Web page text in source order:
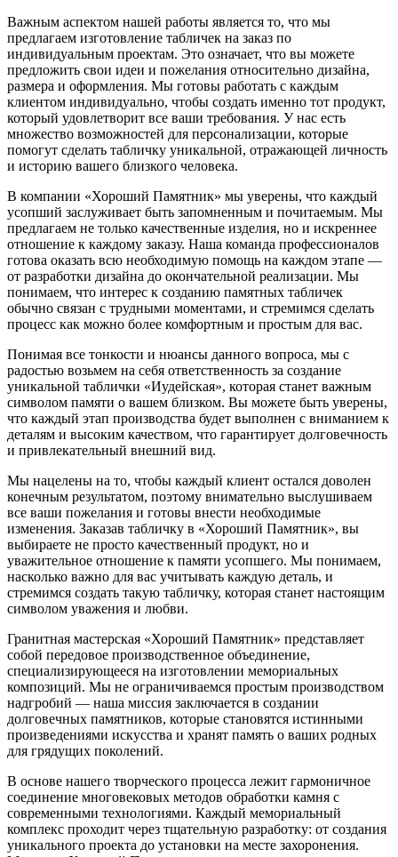
Важным аспектом нашей работы является то, что мы
предлагаем изготовление табличек на заказ по
индивидуальным проектам. Это означает, что вы можете
предложить свои идеи и пожелания относительно дизайна,
размера и оформления. Мы готовы работать с каждым
клиентом индивидуально, чтобы создать именно тот продукт,
который удовлетворит все ваши требования. У нас есть
множество возможностей для персонализации, которые
помогут сделать табличку уникальной, отражающей личность
и историю вашего близкого человека.
В компании «Хороший Памятник» мы уверены, что каждый
усопший заслуживает быть запомненным и почитаемым. Мы
предлагаем не только качественные изделия, но и искреннее
отношение к каждому заказу. Наша команда профессионалов
готова оказать всю необходимую помощь на каждом этапе —
от разработки дизайна до окончательной реализации. Мы
понимаем, что интерес к созданию памятных табличек
обычно связан с трудными моментами, и стремимся сделать
процесс как можно более комфортным и простым для вас.
Понимая все тонкости и нюансы данного вопроса, мы с
радостью возьмем на себя ответственность за создание
уникальной таблички «Иудейская», которая станет важным
символом памяти о вашем близком. Вы можете быть уверены,
что каждый этап производства будет выполнен с вниманием к
деталям и высоким качеством, что гарантирует долговечность
и привлекательный внешний вид.
Мы нацелены на то, чтобы каждый клиент остался доволен
конечным результатом, поэтому внимательно выслушиваем
все ваши пожелания и готовы внести необходимые
изменения. Заказав табличку в «Хороший Памятник», вы
выбираете не просто качественный продукт, но и
уважительное отношение к памяти усопшего. Мы понимаем,
насколько важно для вас учитывать каждую деталь, и
стремимся создать такую табличку, которая станет настоящим
символом уважения и любви.
Гранитная мастерская «Хороший Памятник» представляет
собой передовое производственное объединение,
специализирующееся на изготовлении мемориальных
композиций. Мы не ограничиваемся простым производством
надгробий — наша миссия заключается в создании
долговечных памятников, которые становятся истинными
произведениями искусства и хранят память о ваших родных
для грядущих поколений.
В основе нашего творческого процесса лежит гармоничное
соединение многовековых методов обработки камня с
современными технологиями. Каждый мемориальный
комплекс проходит через тщательную разработку: от создания
уникального проекта до установки на месте захоронения.